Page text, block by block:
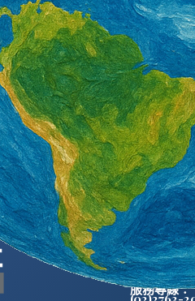
外籍勞工
服務專線：